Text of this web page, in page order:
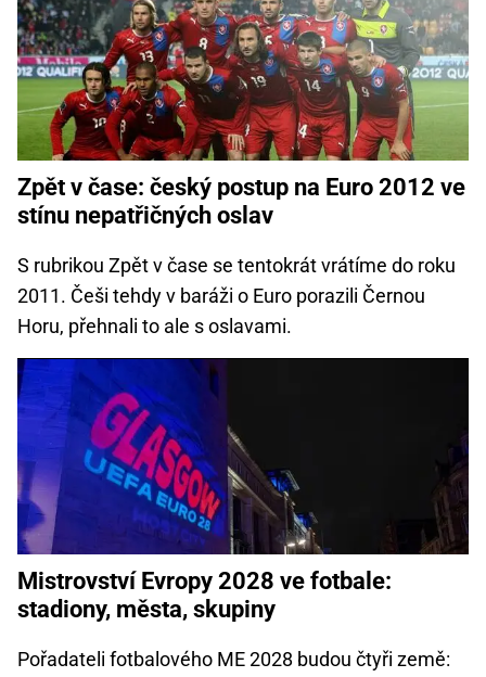
Zpět v čase: český postup na Euro 2012 ve
stínu nepatřičných oslav
S rubrikou Zpět v čase se tentokrát vrátíme do roku
2011. Češi tehdy v baráži o Euro porazili Černou
Horu, přehnali to ale s oslavami.
Mistrovství Evropy 2028 ve fotbale:
stadiony, města, skupiny
Pořadateli fotbalového ME 2028 budou čtyři země: